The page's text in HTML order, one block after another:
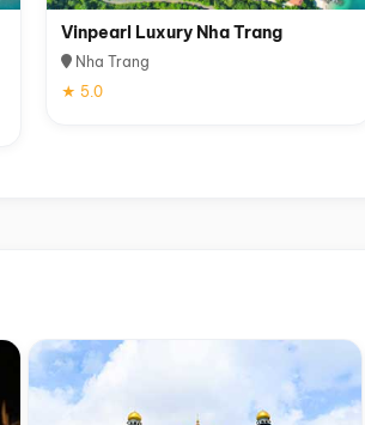
Vinpearl Luxury Nha Trang
Nha Trang
★ 5.0